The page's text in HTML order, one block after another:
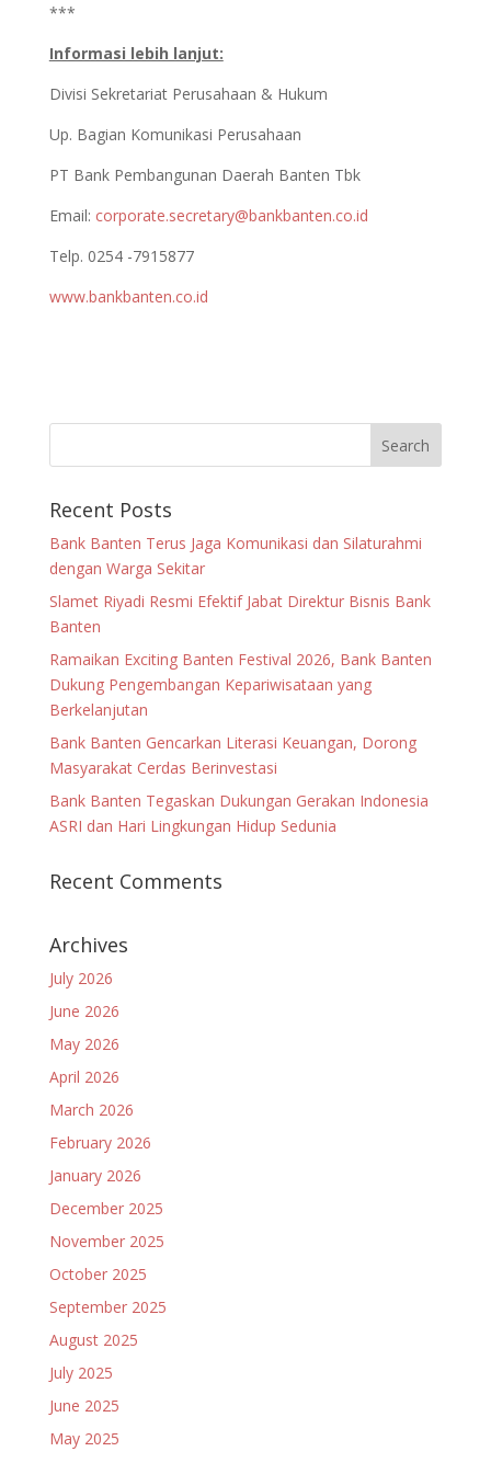
***
Informasi lebih lanjut:
Divisi Sekretariat Perusahaan & Hukum
Up. Bagian Komunikasi Perusahaan
PT Bank Pembangunan Daerah Banten Tbk
Email: corporate.secretary@bankbanten.co.id
Telp. 0254 -7915877
www.bankbanten.co.id
Recent Posts
Bank Banten Terus Jaga Komunikasi dan Silaturahmi
dengan Warga Sekitar
Slamet Riyadi Resmi Efektif Jabat Direktur Bisnis Bank
Banten
Ramaikan Exciting Banten Festival 2026, Bank Banten
Dukung Pengembangan Kepariwisataan yang
Berkelanjutan
Bank Banten Gencarkan Literasi Keuangan, Dorong
Masyarakat Cerdas Berinvestasi
Bank Banten Tegaskan Dukungan Gerakan Indonesia
ASRI dan Hari Lingkungan Hidup Sedunia
Recent Comments
Archives
July 2026
June 2026
May 2026
April 2026
March 2026
February 2026
January 2026
December 2025
November 2025
October 2025
September 2025
August 2025
July 2025
June 2025
May 2025